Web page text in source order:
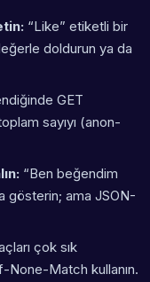
“Like” etiketli bir
doldurun ya da
GET
sayıyı (anon-
“Ben beğendim
gösterin; ama JSON-
çok sık
None-Match kullanın.